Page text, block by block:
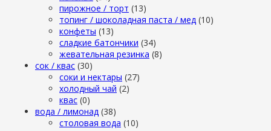
пирожное / торт (13)
топинг / шоколадная паста / мед (10)
конфеты (13)
сладкие батончики (34)
жевательная резинка (8)
сок / квас (30)
соки и нектары (27)
холодный чай (2)
квас (0)
вода / лимонад (38)
столовая вода (10)